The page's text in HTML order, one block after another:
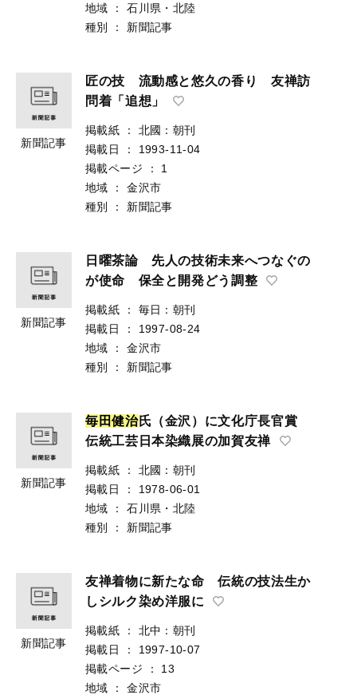
地域
：
石川県・北陸
種別
： 新聞記事
新聞記事
匠の技 流動感と悠久の香り 友禅訪
問着「追想」
掲載紙 ：
北國：朝刊
掲載日
：
1993-11-04
掲載ページ
：
1
地域
：
金沢市
種別
： 新聞記事
新聞記事
日曜茶論 先人の技術未来へつなぐの
が使命 保全と開発どう調整
掲載紙 ：
毎日：朝刊
掲載日
：
1997-08-24
地域
：
金沢市
種別
： 新聞記事
新聞記事
毎 田健治氏（金沢）に文化庁長官賞
伝統工芸日本染織展の加賀友禅
掲載紙 ：
北國：朝刊
掲載日
：
1978-06-01
地域
：
石川県・北陸
種別
： 新聞記事
新聞記事
友禅着物に新たな命 伝統の技法生か
しシルク染め洋服に
掲載紙 ：
北中：朝刊
掲載日
：
1997-10-07
掲載ページ
：
13
地域
：
金沢市